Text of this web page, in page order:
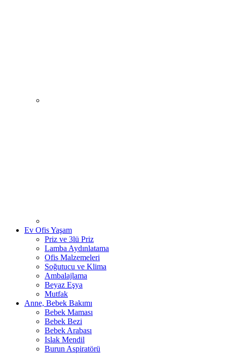
Ev Ofis Yaşam
Priz ve 3lü Priz
Lamba Aydınlatama
Ofis Malzemeleri
Soğutucu ve Klima
Ambalajlama
Beyaz Eşya
Mutfak
Anne, Bebek Bakımı
Bebek Maması
Bebek Bezi
Bebek Arabası
Islak Mendil
Burun Aspiratörü